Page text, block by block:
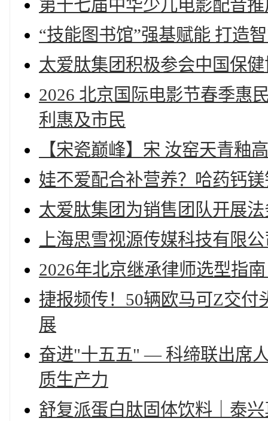
第十七届中华少儿电影配音
“技能图书馆”强基赋能 打造
太爱肽集团积极参会中国保
2026 北京国际电影节春季惠
利惠及市民
【宋瓷巅峰】宋 汝窑天青釉
娃不爱配合补营养？哈药钙
太爱肽集团为销售团队开展
上海思雪视源传媒科技有限
2026年北京继承律师选型指
捷报频传！50辆欧马可Z交
展
奋进"十五五" — 科缔联出席
质生产力
舒复派蛋白肽固体饮料｜泰